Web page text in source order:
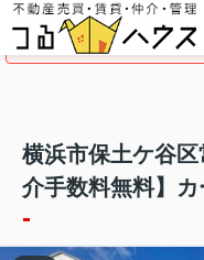
この物件
横浜市保土ケ谷
介手数料無料】
-